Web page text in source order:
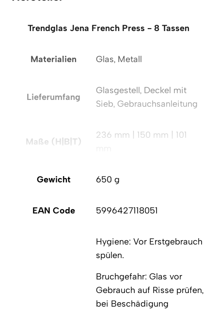
Trendglas Jena French Press - 8 Tassen
Materialien Glas, Metall
Lieferumfang
Glasgestell, Deckel mit
Sieb, Gebrauchsanleitung
Maße (H|B|T)
236 mm | 150 mm | 101
Gewicht 650 g
EAN Code 5996427118051
Hygiene: Vor Erstgebrauch
spülen.
Bruchgefahr: Glas vor
Gebrauch auf Risse prüfen,
bei Beschädigung